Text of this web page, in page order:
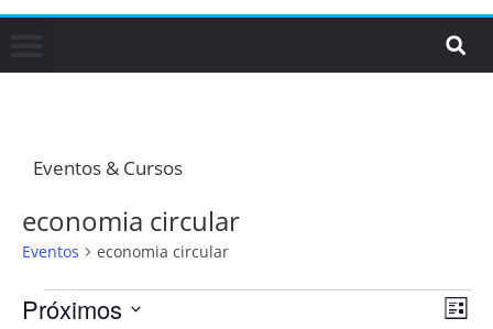
Eventos & Cursos
economia circular
Eventos economia circular
NN
L
Próximos